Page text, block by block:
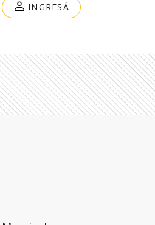
INGRESÁ